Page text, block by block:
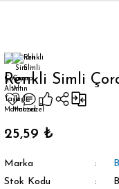
Renkli Simli
25,59 ₺
Marka
Stok Kodu